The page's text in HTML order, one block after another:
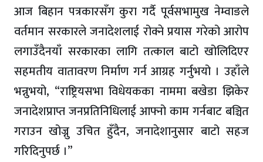
आज बिहान पत्रकारसँग कुरा गर्दै पूर्वसभामुख नेम्वाङले
वर्तमान सरकारले जनादेशलाई रोक्ने प्रयास गरेको आरोप
लगाउँदैनयाँ सरकारका लागि तत्काल बाटो खोलिदिएर
सहमतीय वातावरण निर्माण गर्न आग्रह गर्नुभयो । उहाँले
भन्नुभयो, “राष्ट्रियसभा विधेयकका नाममा बखेडा झिकेर
जनादेशप्राप्त जनप्रतिनिधिलाई आफ्नो काम गर्नबाट बञ्चित
गराउन खोज्नु उचित हुँदैन, जनादेशानुसार बाटो सहज
गरिदिनुपर्छ ।”